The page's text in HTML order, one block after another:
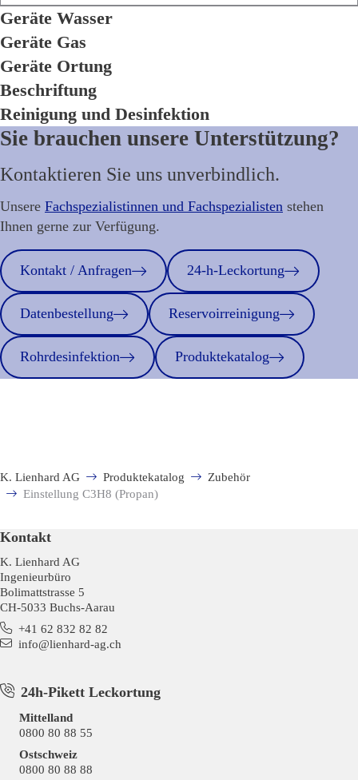
Geräte Wasser
Geräte Gas
Geräte Ortung
Beschriftung
Reinigung und Desinfektion
Sie brauchen unsere Unterstützung?
Kontaktieren Sie uns unverbindlich.
Unsere Fachspezialistinnen und Fachspezialisten stehen
Ihnen gerne zur Verfügung.
Kontakt / Anfragen 24-h-Leckortung
Datenbestellung Reservoirreinigung
Rohrdesinfektion Produktekatalog
K. Lienhard AG Produktekatalog
Zubehör
Einstellung C3H8 (Propan)
Kontakt
K. Lienhard AG
Ingenieurbüro
Bolimattstrasse 5
CH-5033 Buchs-Aarau
+41 62 832 82 82
info@lienhard-ag.ch
24h-Pikett Leckortung
Mittelland
0800 80 88 55
Ostschweiz
0800 80 88 88